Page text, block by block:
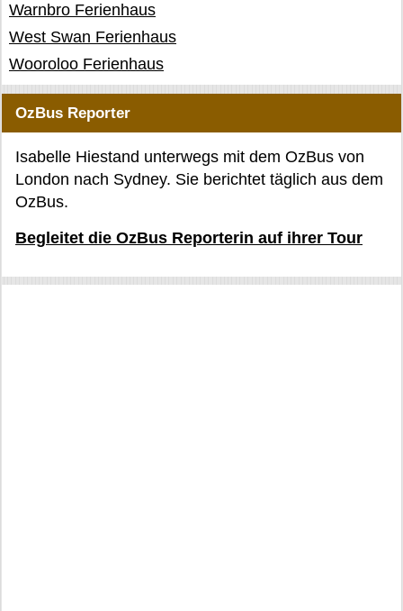
Warnbro Ferienhaus
West Swan Ferienhaus
Wooroloo Ferienhaus
OzBus Reporter
Isabelle Hiestand unterwegs mit dem OzBus von
London nach Sydney. Sie berichtet täglich aus dem
OzBus.
Begleitet die OzBus Reporterin auf ihrer Tour